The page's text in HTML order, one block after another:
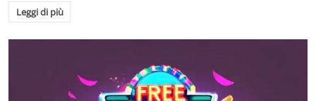
Leggi di più